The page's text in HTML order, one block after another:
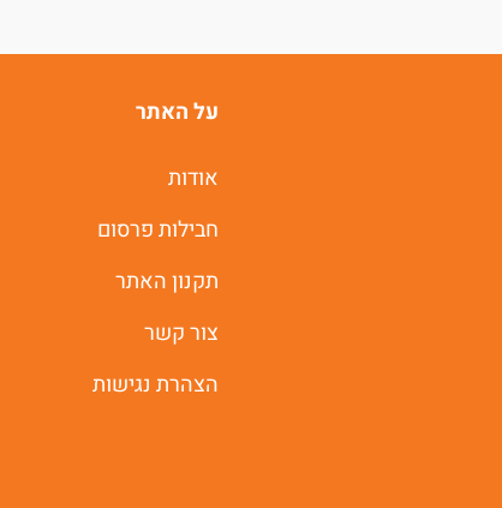
על האתר
אודות
חבילות פרסום
תקנון האתר
צור קשר
הצהרת נגישות